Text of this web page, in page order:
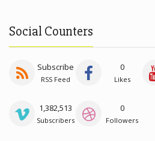
Social Counters
Subscribe
RSS Feed
0
Likes
1,382,513
Subscribers
0
Followers